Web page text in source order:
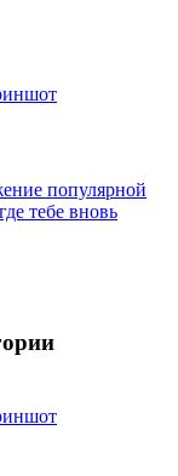
популярной
тебе вновь